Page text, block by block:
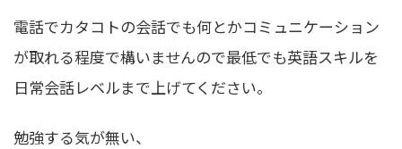
電話でカタコトの会話でも何とかコミュニケーション
が取れる程度で構いませんので最低でも英語スキルを
日常会話レベルまで上げてください。
勉強する気が無い、